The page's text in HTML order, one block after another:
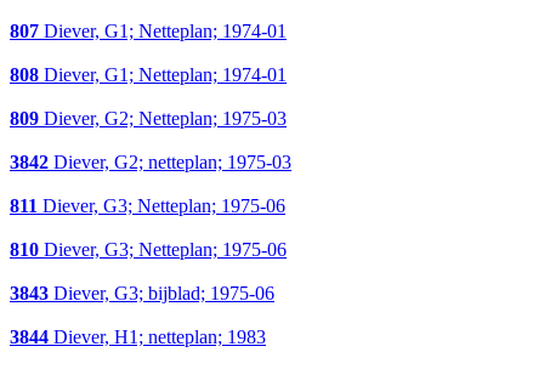
807 Diever, G1; Netteplan; 1974-01
808 Diever, G1; Netteplan; 1974-01
809 Diever, G2; Netteplan; 1975-03
3842 Diever, G2; netteplan; 1975-03
811 Diever, G3; Netteplan; 1975-06
810 Diever, G3; Netteplan; 1975-06
3843 Diever, G3; bijblad; 1975-06
3844 Diever, H1; netteplan; 1983